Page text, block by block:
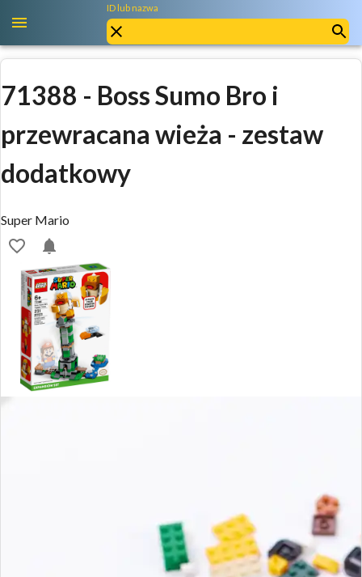
ID lub nazwa
71388 - Boss Sumo Bro i
przewracana wieża - zestaw
dodatkowy
Super Mario